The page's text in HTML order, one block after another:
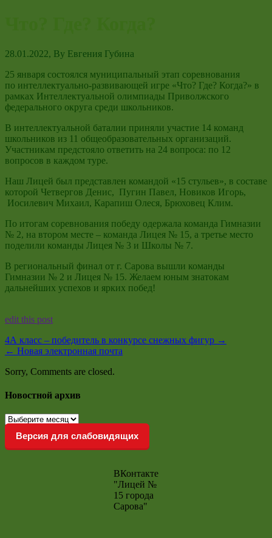
28.01.2022, By Евгения Губина
25 января состоялся муниципальный этап соревнования
по интеллектуально-развивающей игре «Что? Где? Когда?» в
рамках Интеллектуальной олимпиады Приволжского
федерального округа среди школьников.
В интеллектуальной баталии приняли участие 14 команд
школьников из 11 общеобразовательных организаций.
Участникам предстояло ответить на 24 вопроса: по 12
вопросов в каждом туре.
Наш Лицей был представлен командой «15 стульев», в составе
которой Четвергов Денис, Пугин Павел, Новиков Игорь,
Иосилевич Михаил, Карапиш Олеся, Брюховец Клим.
По итогам соревнования победу одержала команда Гимназии
№ 2, на втором месте – команда Лицея № 15, а третье место
поделили команды Лицея № 3 и Школы № 7.
В региональный финал от г. Сарова вышли команды
Гимназии № 2 и Лицея № 15. Желаем юным знатокам
дальнейших успехов и ярких побед!
edit this post
4А класс – победитель в конкурсе снежных фигур →
← Новая электронная почта
Sorry, Comments are closed.
Новостной архив
Новостной
архив
Версия для слабовидящих
ВКонтакте
"Лицей №
15 города
Сарова"